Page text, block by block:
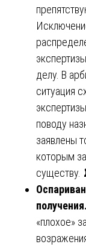
делу. В
ситуация
поводу
заявлены
которым
получения.
«плохое»